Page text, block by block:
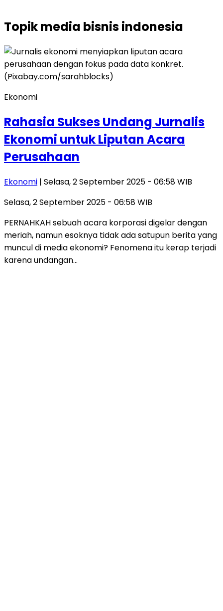
Topikmedia bisnis indonesia
Ekonomi
Rahasia Sukses Undang Jurnalis
Ekonomi untuk Liputan Acara
Perusahaan
Ekonomi | Selasa, 2 September 2025 - 06:58 WIB
Selasa, 2 September 2025 - 06:58 WIB
PERNAHKAH sebuah acara korporasi digelar dengan
meriah, namun esoknya tidak ada satupun berita yang
muncul di media ekonomi? Fenomena itu kerap terjadi
karena undangan…